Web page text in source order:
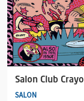
Salon Club
SALON